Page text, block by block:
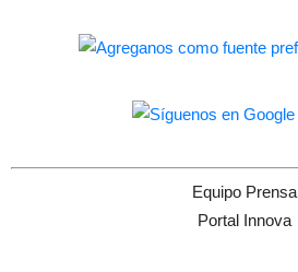
Equipo Prensa
Portal Innova